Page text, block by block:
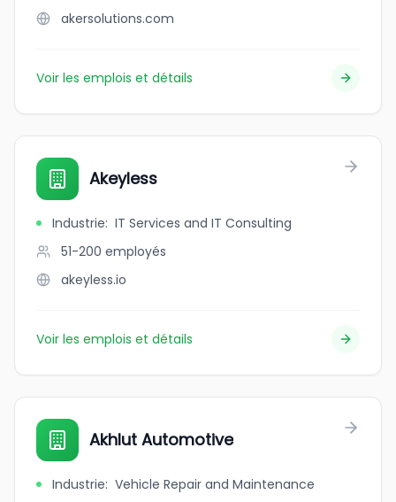
akersolutions.com
Voir les emplois et détails
Akeyless
Industrie: IT Services and IT Consulting
51-200 employés
akeyless.io
Voir les emplois et détails
Akhlut Automotive
Industrie: Vehicle Repair and Maintenance